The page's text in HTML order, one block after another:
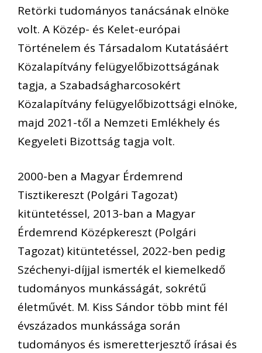
Retörki tudományos tanácsának elnöke
volt. A Közép- és Kelet-európai
Történelem és Társadalom Kutatásáért
Közalapítvány felügyelőbizottságának
tagja, a Szabadságharcosokért
Közalapítvány felügyelőbizottsági elnöke,
majd 2021-től a Nemzeti Emlékhely és
Kegyeleti Bizottság tagja volt.
2000-ben a Magyar Érdemrend
Tisztikereszt (Polgári Tagozat)
kitüntetéssel, 2013-ban a Magyar
Érdemrend Középkereszt (Polgári
Tagozat) kitüntetéssel, 2022-ben pedig
Széchenyi-díjjal ismerték el kiemelkedő
tudományos munkásságát, sokrétű
életművét. M. Kiss Sándor több mint fél
évszázados munkássága során
tudományos és ismeretterjesztő írásai és